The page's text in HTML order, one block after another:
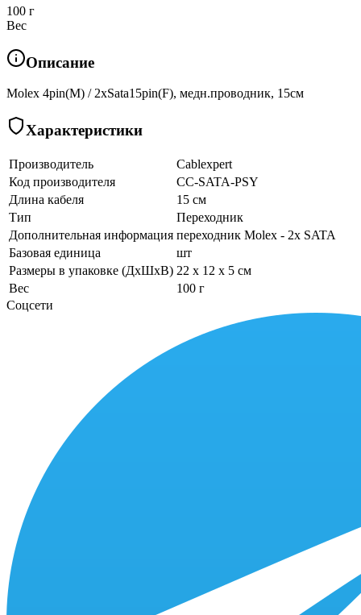
100 г
Вес
Описание
Molex 4pin(M) / 2xSata15pin(F), медн.проводник, 15см
Характеристики
Производитель
Cablexpert
Код производителя
CC-SATA-PSY
Длина кабеля
15 см
Тип
Переходник
Дополнительная информация переходник Molex - 2x SATA
Базовая единица
шт
Размеры в упаковке (ДхШхВ) 22 x 12 x 5 см
Вес
100 г
Соцсети